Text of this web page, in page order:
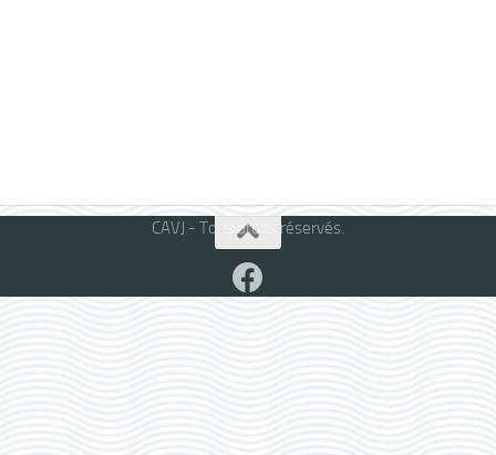
CAVJ - Tous droits réservés.